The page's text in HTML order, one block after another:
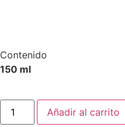
Contenido
150 ml
Añadir al carrito